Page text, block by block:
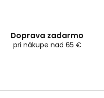
Doprava zadarmo
pri nákupe nad 65 €